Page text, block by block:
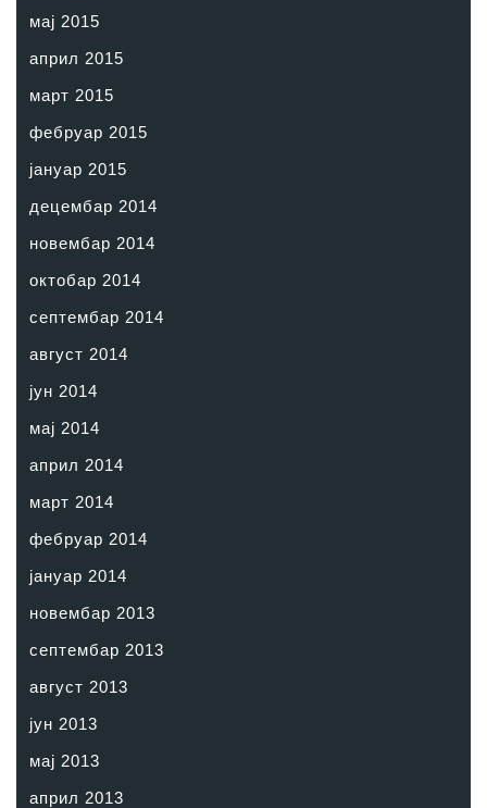
мај 2015
април 2015
март 2015
фебруар 2015
јануар 2015
децембар 2014
новембар 2014
октобар 2014
септембар 2014
август 2014
јун 2014
мај 2014
април 2014
март 2014
фебруар 2014
јануар 2014
новембар 2013
септембар 2013
август 2013
јун 2013
мај 2013
април 2013